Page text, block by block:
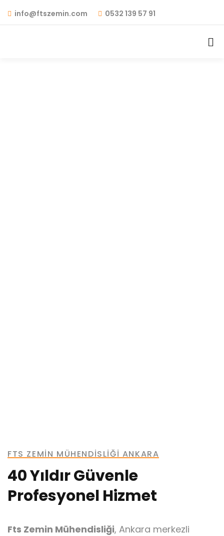
info@ftszemin.com 0532 139 57 91
Fore Kazık
Ankraj
FTS ZEMIN MÜHENDISLIĞI ANKARA
40 Yıldır Güvenle
Profesyonel Hizmet
Fts Zemin Mühendisliği, Ankara merkezli